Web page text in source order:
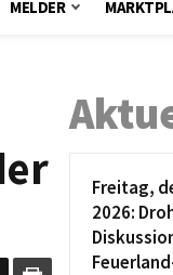
MELDER
Freitag,
2026: